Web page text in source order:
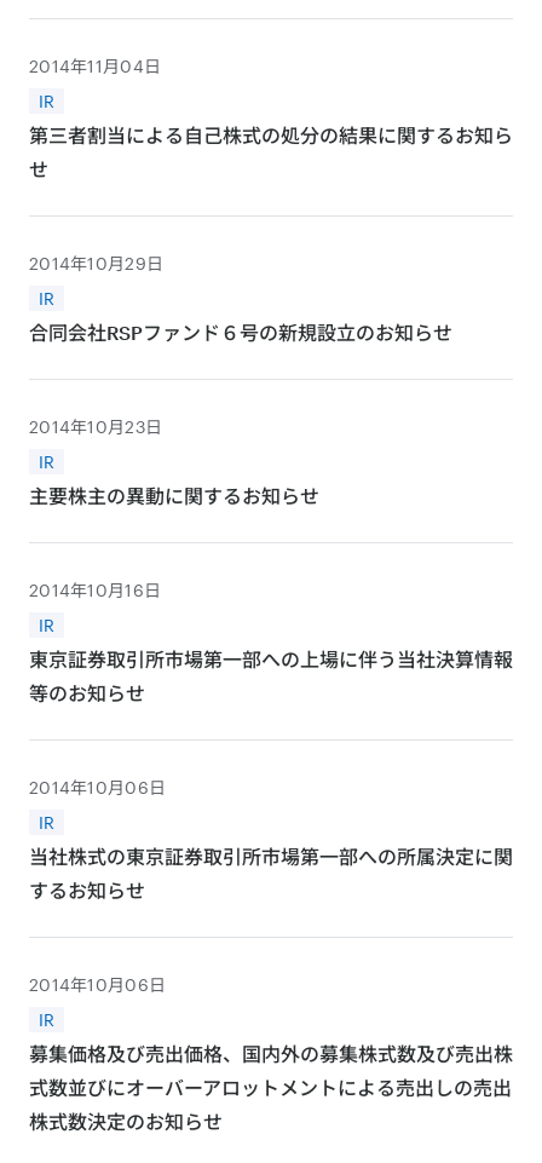
2014年11月04日
IR
第三者割当による自己株式の処分の結果に関するお知ら
せ
2014年10月29日
IR
合同会社RSPファンド６号の新規設立のお知らせ
2014年10月23日
IR
主要株主の異動に関するお知らせ
2014年10月16日
IR
東京証券取引所市場第一部への上場に伴う当社決算情報
等のお知らせ
2014年10月06日
IR
当社株式の東京証券取引所市場第一部への所属決定に関
するお知らせ
2014年10月06日
IR
募集価格及び売出価格、国内外の募集株式数及び売出株
式数並びにオーバーアロットメントによる売出しの売出
株式数決定のお知らせ